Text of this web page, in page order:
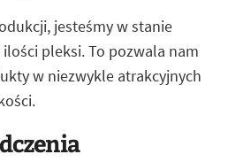
jesteśmy w stanie
pleksi. To pozwala nam
w niezwykle atrakcyjnych